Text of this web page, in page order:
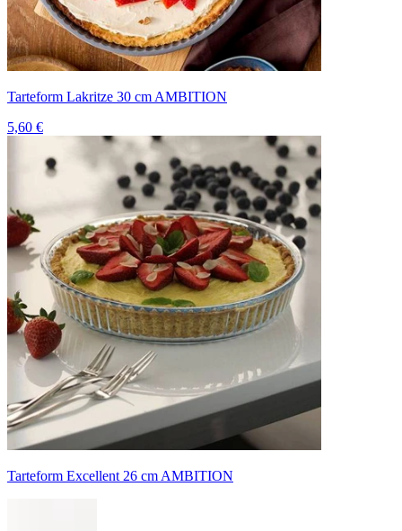
Tarteform Lakritze 30 cm AMBITION
5,60 €
Tarteform Excellent 26 cm AMBITION